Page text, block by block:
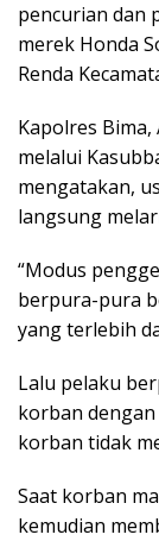
pencurian dan
merek Honda
Renda
Kapolres Bima,
melalui
mengatakan,
langsung
“Modus
berpura-pura
yang terlebih
Lalu pelaku
korban
korban tidak
Saat korban
kemudian